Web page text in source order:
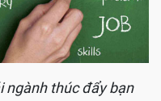
ngành thúc đẩy bạn